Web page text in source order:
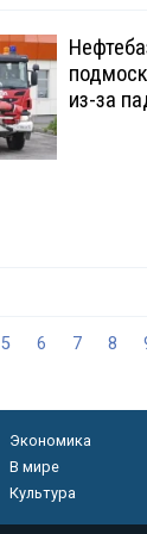
из-за
5 6 7 8
Экономика
В мире
Культура